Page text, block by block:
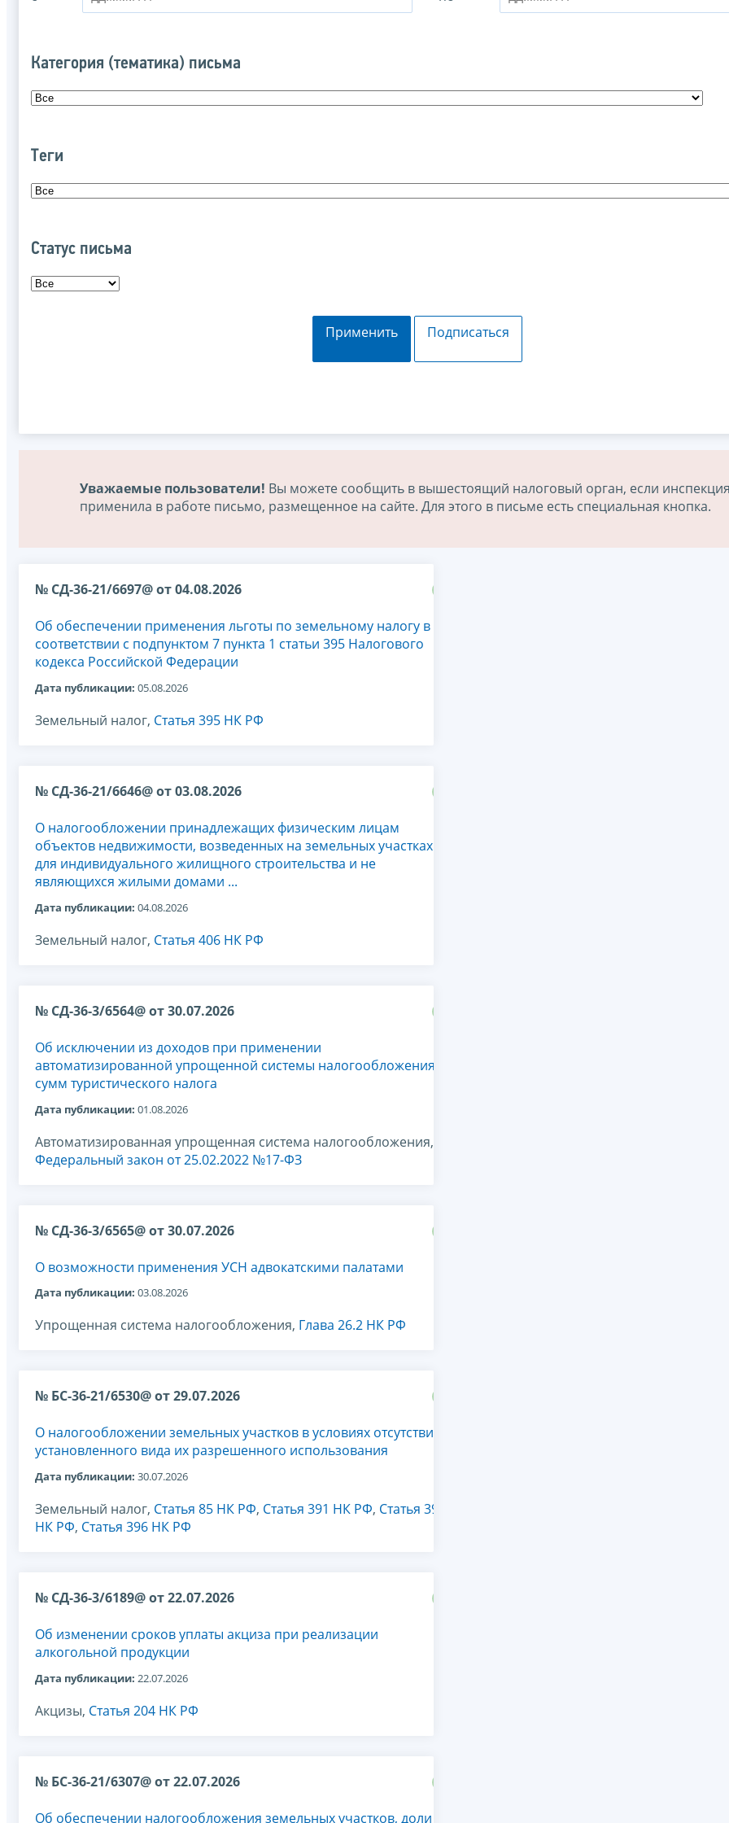
Категория (тематика) письма
Теги
Статус письма
Применить Подписаться
Уважаемые пользователи! Вы можете сообщить в вышестоящий налоговый орган, если
применила в работе письмо, размещенное на сайте. Для этого в письме есть специальная кнопка.
№ СД-36-21/6697@ от 04.08.2026
Об обеспечении применения льготы по земельному налогу в
соответствии с подпунктом 7 пункта 1 статьи 395 Налогового
кодекса Российской Федерации
Дата публикации: 05.08.2026
Земельный налог, Статья 395 НК РФ
№ СД-36-21/6646@ от 03.08.2026
О налогообложении принадлежащих физическим лицам
объектов недвижимости, возведенных на земельных участках
для индивидуального жилищного строительства и не
являющихся жилыми домами ...
Дата публикации: 04.08.2026
Земельный налог, Статья 406 НК РФ
№ СД-36-3/6564@ от 30.07.2026
Об исключении из доходов при применении
автоматизированной упрощенной системы налогообложения
сумм туристического налога
Дата публикации: 01.08.2026
Автоматизированная упрощенная система налогообложения,
Федеральный закон от 25.02.2022 №17-ФЗ
№ СД-36-3/6565@ от 30.07.2026
О возможности применения УСН адвокатскими палатами
Дата публикации: 03.08.2026
Упрощенная система налогообложения, Глава 26.2 НК РФ
№ БС-36-21/6530@ от 29.07.2026
О налогообложении земельных участков в условиях отсутствия
установленного вида их разрешенного использования
Дата публикации: 30.07.2026
Земельный налог, Статья 85 НК РФ, Статья 391 НК РФ, Статья 394
НК РФ, Статья 396 НК РФ
№ СД-36-3/6189@ от 22.07.2026
Об изменении сроков уплаты акциза при реализации
алкогольной продукции
Дата публикации: 22.07.2026
Акцизы, Статья 204 НК РФ
№ БС-36-21/6307@ от 22.07.2026
Об обеспечении налогообложения земельных участков, доли в